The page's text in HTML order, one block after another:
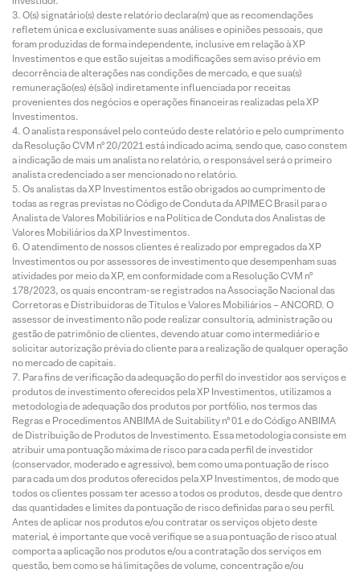
O(s) signatário(s) deste relatório declara(m) que as recomendações
refletem única e exclusivamente suas análises e opiniões pessoais, que
foram produzidas de forma independente, inclusive em relação à XP
Investimentos e que estão sujeitas a modificações sem aviso prévio em
decorrência de alterações nas condições de mercado, e que sua(s)
remuneração(es) é(são) indiretamente influenciada por receitas
provenientes dos negócios e operações financeiras realizadas pela XP
Investimentos.
O analista responsável pelo conteúdo deste relatório e pelo cumprimento
da Resolução CVM nº 20/2021 está indicado acima, sendo que, caso constem
a indicação de mais um analista no relatório, o responsável será o primeiro
analista credenciado a ser mencionado no relatório.
Os analistas da XP Investimentos estão obrigados ao cumprimento de
todas as regras previstas no Código de Conduta da APIMEC Brasil para o
Analista de Valores Mobiliários e na Política de Conduta dos Analistas de
Valores Mobiliários da XP Investimentos.
O atendimento de nossos clientes é realizado por empregados da XP
Investimentos ou por assessores de investimento que desempenham suas
atividades por meio da XP, em conformidade com a Resolução CVM nº
178/2023, os quais encontram-se registrados na Associação Nacional das
Corretoras e Distribuidoras de Títulos e Valores Mobiliários – ANCORD. O
assessor de investimento não pode realizar consultoria, administração ou
gestão de patrimônio de clientes, devendo atuar como intermediário e
solicitar autorização prévia do cliente para a realização de qualquer operação
no mercado de capitais.
Para fins de verificação da adequação do perfil do investidor aos serviços e
produtos de investimento oferecidos pela XP Investimentos, utilizamos a
metodologia de adequação dos produtos por portfólio, nos termos das
Regras e Procedimentos ANBIMA de Suitability nº 01 e do Código ANBIMA
de Distribuição de Produtos de Investimento. Essa metodologia consiste em
atribuir uma pontuação máxima de risco para cada perfil de investidor
(conservador, moderado e agressivo), bem como uma pontuação de risco
para cada um dos produtos oferecidos pela XP Investimentos, de modo que
todos os clientes possam ter acesso a todos os produtos, desde que dentro
das quantidades e limites da pontuação de risco definidas para o seu perfil.
Antes de aplicar nos produtos e/ou contratar os serviços objeto deste
material, é importante que você verifique se a sua pontuação de risco atual
comporta a aplicação nos produtos e/ou a contratação dos serviços em
questão, bem como se há limitações de volume, concentração e/ou